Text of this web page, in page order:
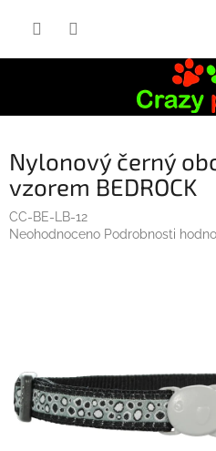
Nylonový černý
vzorem BEDROCK
CC-BE-LB-12
Průměrné
Neohodnoceno Podrobnosti